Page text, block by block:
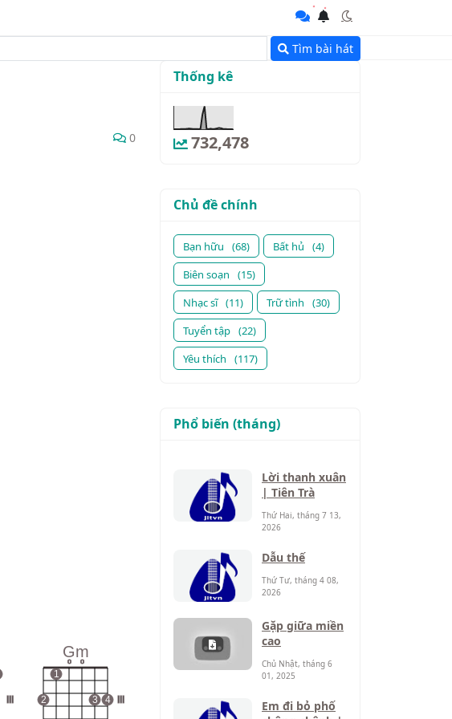
Tìm bài hát
0
Gm
2
1
o o
3 4
Thống kê
732,478
Chủ đề chính
Bạn hữu (68) Bất hủ
(4)
Biên soạn
(15)
Nhạc sĩ (11) Trữ tình
(30)
Tuyển tập (22)
Yêu thích
(117)
Phổ biến (tháng)
Lời thanh xuân
| Tiên Trà
Thứ Hai, tháng 7 13,
2026
Dẫu thế
Thứ Tư, tháng 4 08,
2026
Gặp giữa miền
cao
Chủ Nhật, tháng 6
01, 2025
Em đi bỏ phố